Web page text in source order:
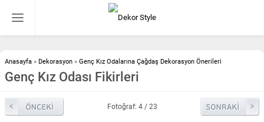
Anasayfa » Dekorasyon » Genç Kız Odalarına Çağdaş Dekorasyon Önerileri
Genç Kız Odası Fikirleri
Fotoğraf: 4 / 23